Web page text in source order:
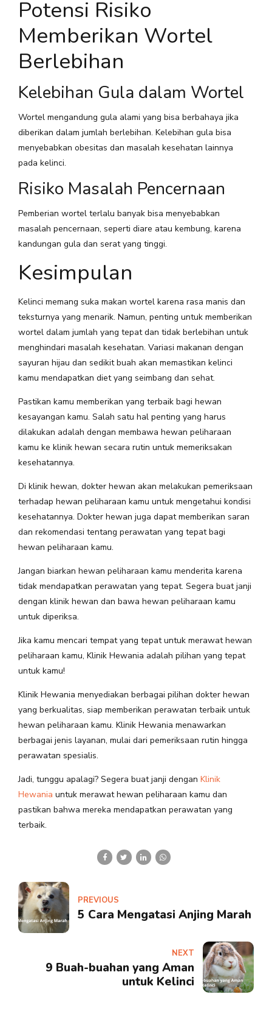
Potensi Risiko
Memberikan Wortel
Berlebihan
Kelebihan Gula dalam Wortel
Wortel mengandung gula alami yang bisa berbahaya jika
diberikan dalam jumlah berlebihan. Kelebihan gula bisa
menyebabkan obesitas dan masalah kesehatan lainnya
pada kelinci.
Risiko Masalah Pencernaan
Pemberian wortel terlalu banyak bisa menyebabkan
masalah pencernaan, seperti diare atau kembung, karena
kandungan gula dan serat yang tinggi.
Kesimpulan
Kelinci memang suka makan wortel karena rasa manis dan
teksturnya yang menarik. Namun, penting untuk memberikan
wortel dalam jumlah yang tepat dan tidak berlebihan untuk
menghindari masalah kesehatan. Variasi makanan dengan
sayuran hijau dan sedikit buah akan memastikan kelinci
kamu mendapatkan diet yang seimbang dan sehat.
Pastikan kamu memberikan yang terbaik bagi hewan
kesayangan kamu. Salah satu hal penting yang harus
dilakukan adalah dengan membawa hewan peliharaan
kamu ke klinik hewan secara rutin untuk memeriksakan
kesehatannya.
Di klinik hewan, dokter hewan akan melakukan pemeriksaan
terhadap hewan peliharaan kamu untuk mengetahui kondisi
kesehatannya. Dokter hewan juga dapat memberikan saran
dan rekomendasi tentang perawatan yang tepat bagi
hewan peliharaan kamu.
Jangan biarkan hewan peliharaan kamu menderita karena
tidak mendapatkan perawatan yang tepat. Segera buat janji
dengan klinik hewan dan bawa hewan peliharaan kamu
untuk diperiksa.
Jika kamu mencari tempat yang tepat untuk merawat hewan
peliharaan kamu, Klinik Hewania adalah pilihan yang tepat
untuk kamu!
Klinik Hewania menyediakan berbagai pilihan dokter hewan
yang berkualitas, siap memberikan perawatan terbaik untuk
hewan peliharaan kamu. Klinik Hewania menawarkan
berbagai jenis layanan, mulai dari pemeriksaan rutin hingga
perawatan spesialis.
Jadi, tunggu apalagi? Segera buat janji dengan Klinik
Hewania untuk merawat hewan peliharaan kamu dan
pastikan bahwa mereka mendapatkan perawatan yang
terbaik.
PREVIOUS
5 Cara Mengatasi Anjing Marah
NEXT
9 Buah-buahan yang Aman
untuk Kelinci